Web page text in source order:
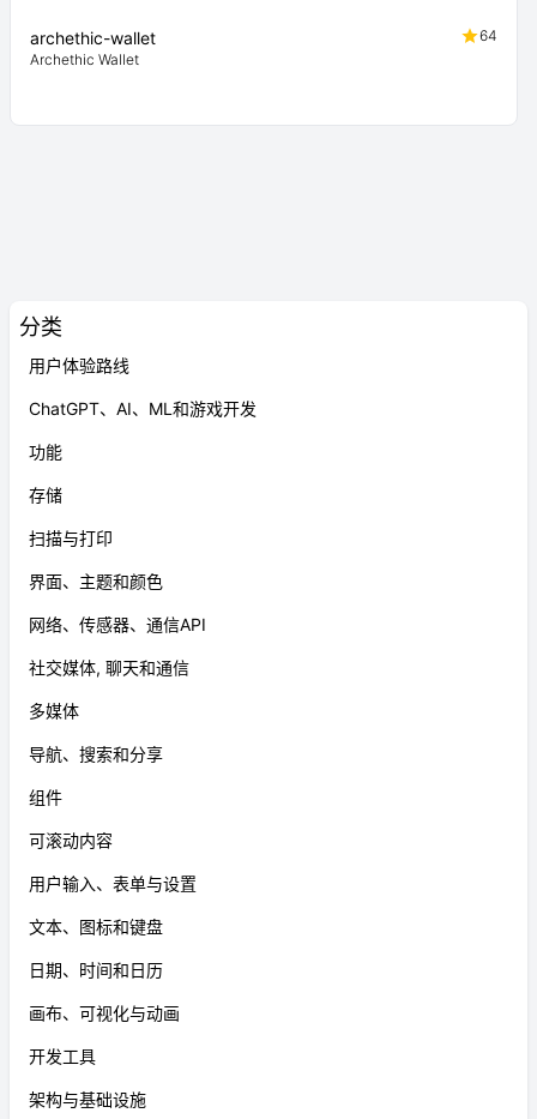
分类
用户体验路线
ChatGPT、AI、ML和游戏开发
功能
存储
扫描与打印
界面、主题和颜色
网络、传感器、通信API
社交媒体, 聊天和通信
多媒体
导航、搜索和分享
组件
可滚动内容
用户输入、表单与设置
文本、图标和键盘
日期、时间和日历
画布、可视化与动画
开发工具
架构与基础设施
archethic-wallet
64
Archethic Wallet